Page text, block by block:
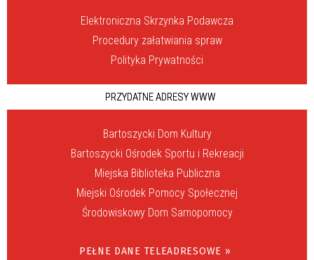
Elektroniczna Skrzynka Podawcza
Procedury załatwiania spraw
Polityka Prywatności
PRZYDATNE ADRESY WWW
Bartoszycki Dom Kultury
Bartoszycki Ośrodek Sportu i Rekreacji
Miejska Biblioteka Publiczna
Miejski Ośrodek Pomocy Społecznej
Środowiskowy Dom Samopomocy
PEŁNE DANE TELEADRESOWE »